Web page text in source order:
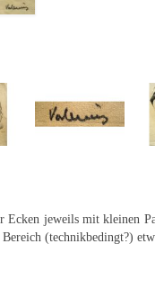
jeweils mit kleinen
(technikbedingt?)